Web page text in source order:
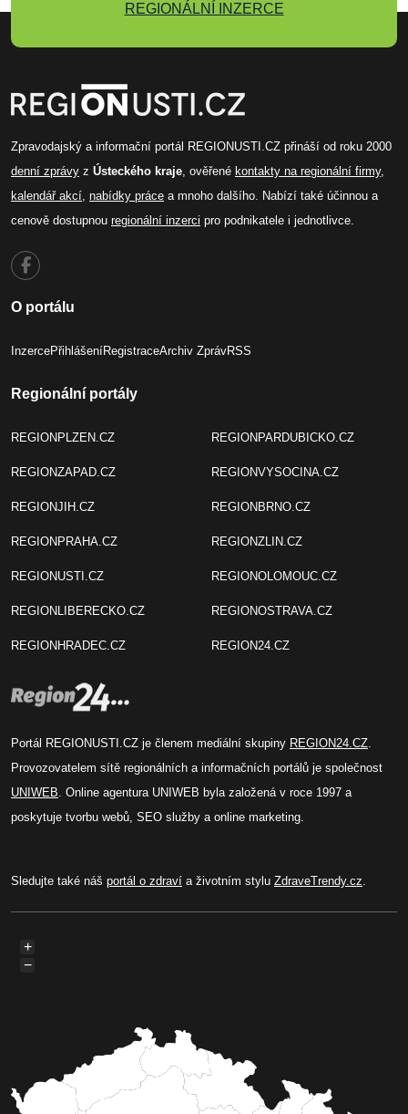
REGIONÁLNÍ INZERCE
Zpravodajský a informační portál REGIONUSTI.CZ přináší od roku 2000
denní zprávy z Ústeckého kraje, ověřené kontakty na regionální firmy,
kalendář akcí, nabídky práce a mnoho dalšího. Nabízí také účinnou a
cenově dostupnou regionální inzerci pro podnikatele i jednotlivce.
O portálu
InzercePřihlášeníRegistraceArchiv ZprávRSS
Regionální portály
REGIONPLZEN.CZ
REGIONZAPAD.CZ
REGIONJIH.CZ
REGIONPRAHA.CZ
REGIONUSTI.CZ
REGIONLIBERECKO.CZ
REGIONHRADEC.CZ
REGIONPARDUBICKO.CZ
REGIONVYSOCINA.CZ
REGIONBRNO.CZ
REGIONZLIN.CZ
REGIONOLOMOUC.CZ
REGIONOSTRAVA.CZ
REGION24.CZ
Portál REGIONUSTI.CZ je členem mediální skupiny REGION24.CZ.
Provozovatelem sítě regionálních a informačních portálů je společnost
UNIWEB. Online agentura UNIWEB byla založená v roce 1997 a
poskytuje tvorbu webů, SEO služby a online marketing.
Sledujte také náš portál o zdraví a životním stylu ZdraveTrendy.cz.
+
−